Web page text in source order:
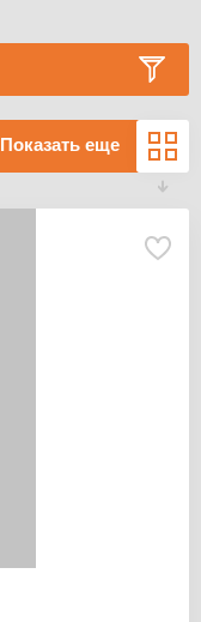
Показать еще